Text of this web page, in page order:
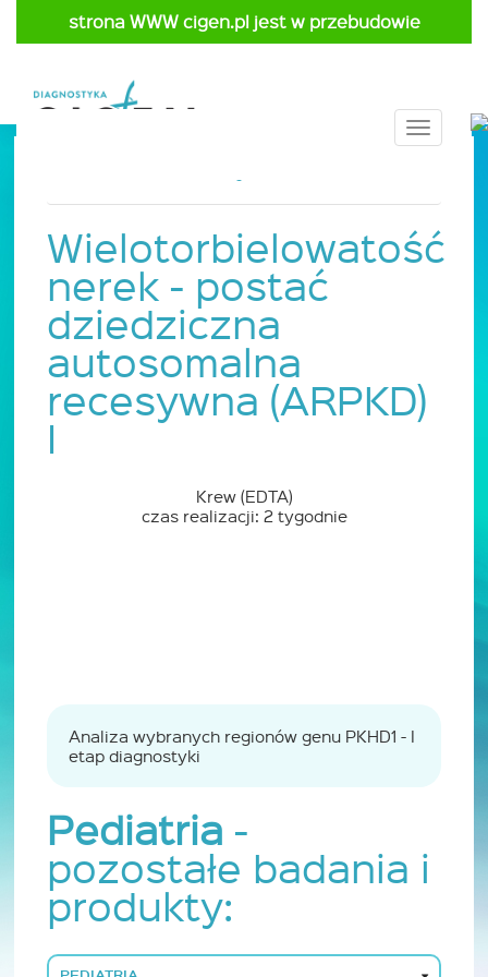
strona WWW cigen.pl jest w przebudowie
Toggle
Wielotorbielowatość
nerek - postać
dziedziczna
autosomalna
recesywna (ARPKD)
I
Krew (EDTA)
czas realizacji: 2 tygodnie
Analiza wybranych regionów genu PKHD1 - I
etap diagnostyki
Pediatria -
pozostałe badania i
produkty: